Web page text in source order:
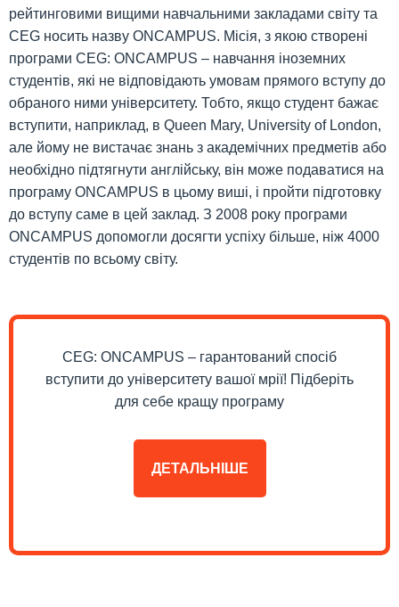
рейтинговими вищими навчальними закладами світу та
CEG носить назву ONCAMPUS. Місія, з якою створені
програми CEG: ONCAMPUS – навчання іноземних
студентів, які не відповідають умовам прямого вступу до
обраного ними університету. Тобто, якщо студент бажає
вступити, наприклад, в Queen Mary, University of London,
але йому не вистачає знань з академічних предметів або
необхідно підтягнути англійську, він може подаватися на
програму ONCAMPUS в цьому виші, і пройти підготовку
до вступу саме в цей заклад. З 2008 року програми
ONCAMPUS допомогли досягти успіху більше, ніж 4000
студентів по всьому світу.
CEG: ONCAMPUS – гарантований спосіб
вступити до університету вашої мрії! Підберіть
для себе кращу програму
ДЕТАЛЬНІШЕ